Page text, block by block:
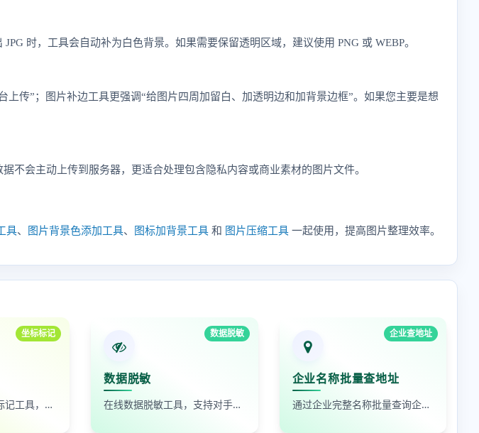
时，工具会自动补为白色背景。如果需要保留透明区域，建议使用 PNG 或 WEBP。
上传”；图片补边工具更强调“给图片四周加留白、加透明边和加背景边框”。如果您主要是想
不会主动上传到服务器，更适合处理包含隐私内容或商业素材的图片文件。
具、 图片背景色添加工具、 图标加背景工具 和 图片压缩工具 一起使用，提高图片整理效率。
坐标标记
在线图片坐标批量标记工具，支持自定义红点、颜色、大小及序号
数据脱敏
数据脱敏
在线数据脱敏工具，支持对手机号、身份证号、姓名、邮箱等敏感数据进行批量脱敏处理，保护隐私安全
企业查地址
企业名称批量查地址
通过企业完整名称批量查询企业地址，支持查看默认地址、年报地址和注册地址，适合企业资料整理和工商信息核对